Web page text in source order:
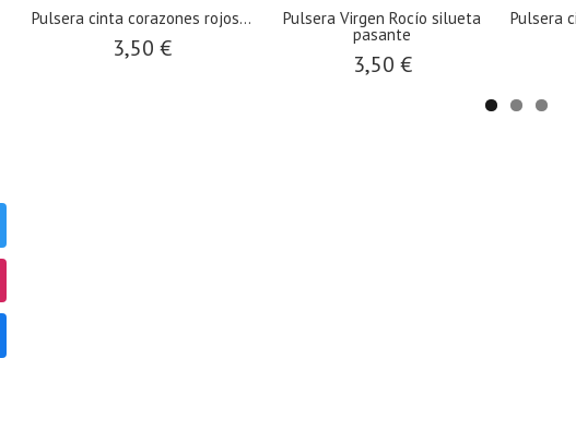
Pulsera cinta corazones rojos...
3,50 €
Pulsera Virgen Rocío silueta
pasante
3,50 €
Pulsera